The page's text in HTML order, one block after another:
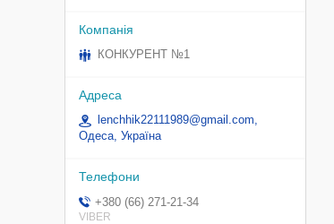
КОНКУРЕНТ №1
lenchhik22111989@gmail.com,
Одеса, Україна
+380 (66) 271-21-34
VIBER